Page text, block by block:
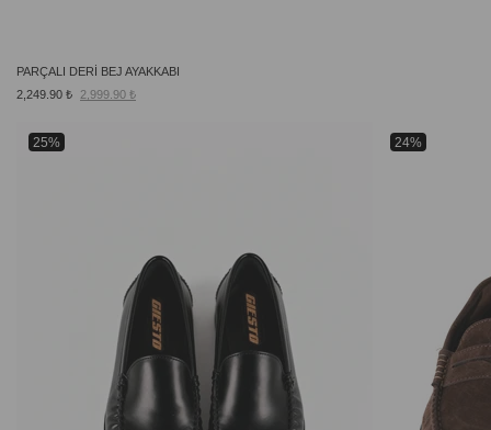
PARÇALI DERİ BEJ AYAKKABI
2,249.90 ₺
2,999.90 ₺
25% 24%